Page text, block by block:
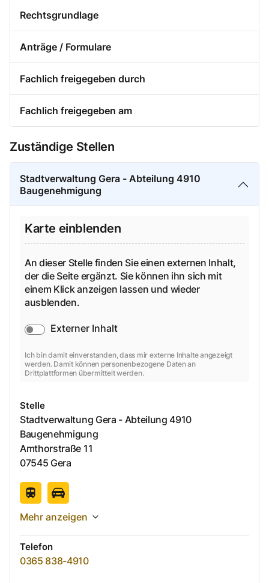
Rechtsgrundlage
Anträge / Formulare
Fachlich freigegeben durch
Fachlich freigegeben am
Zuständige Stellen
Stadtverwaltung Gera - Abteilung 4910
Baugenehmigung
Karte einblenden
An dieser Stelle finden Sie einen externen Inhalt,
der die Seite ergänzt. Sie können ihn sich mit
einem Klick anzeigen lassen und wieder
ausblenden.
Externer Inhalt
Ich bin damit einverstanden, dass mir externe Inhalte angezeigt
werden. Damit können personenbezogene Daten an
Drittplattformen übermittelt werden.
Stelle
Stadtverwaltung Gera - Abteilung 4910
Baugenehmigung
Amthorstraße 11
07545 Gera
Mehr anzeigen
Telefon
0365 838-4910